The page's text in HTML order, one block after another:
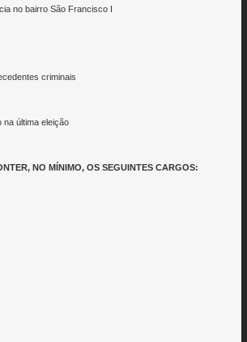
no bairro São Francisco I
criminais
na última eleição
NO MÍNIMO, OS SEGUINTES CARGOS: